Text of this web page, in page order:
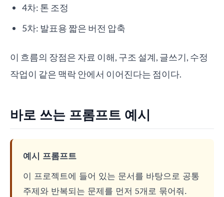
4차: 톤 조정
5차: 발표용 짧은 버전 압축
이 흐름의 장점은 자료 이해, 구조 설계, 글쓰기, 수정
작업이 같은 맥락 안에서 이어진다는 점이다.
바로 쓰는 프롬프트 예시
예시 프롬프트
이 프로젝트에 들어 있는 문서를 바탕으로 공통
주제와 반복되는 문제를 먼저 5개로 묶어줘.